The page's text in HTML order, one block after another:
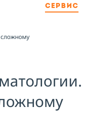
сполитикой
и даю согласие
данных
СЕРВИС
сложному